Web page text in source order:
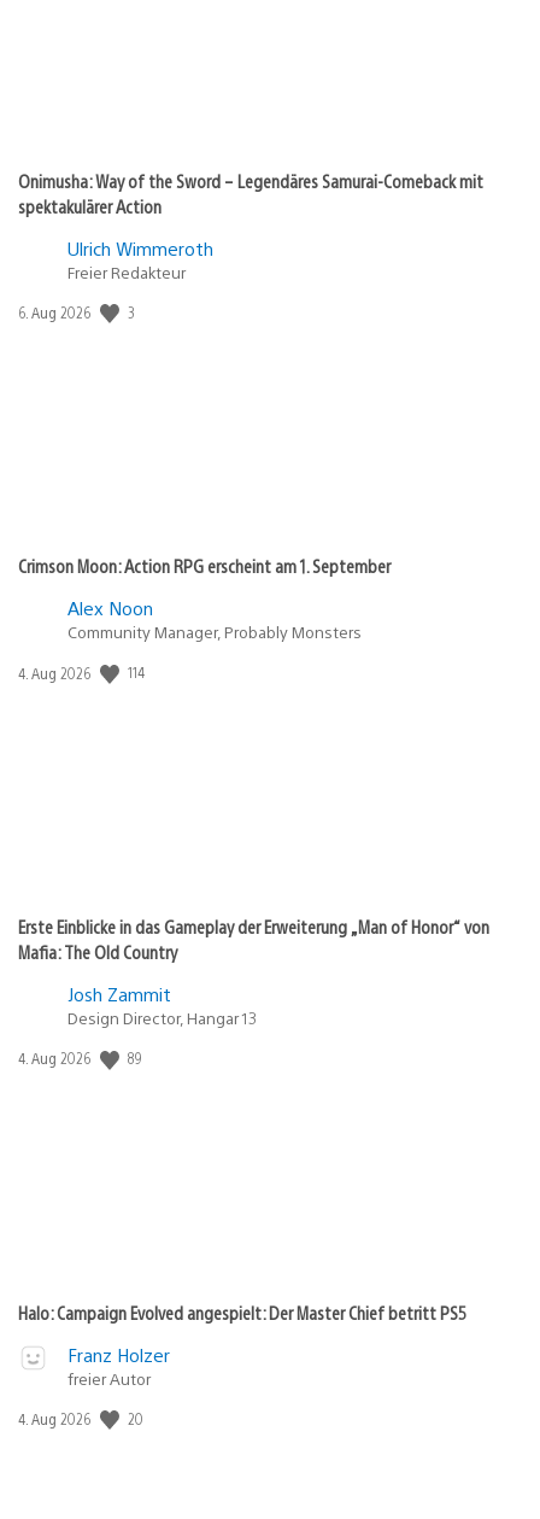
Onimusha: Way of the Sword – Legendäres Samurai-Comeback mit
spektakulärer Action
Ulrich Wimmeroth
Freier Redakteur
Veröffentlichungsdatum:
6. Aug 2026 3
Crimson Moon: Action RPG erscheint am 1. September
Alex Noon
Community Manager, Probably Monsters
Veröffentlichungsdatum:
4. Aug 2026 114
Erste Einblicke in das Gameplay der Erweiterung „Man of Honor“ von
Mafia: The Old Country
Josh Zammit
Design Director, Hangar 13
Veröffentlichungsdatum:
4. Aug 2026 89
Halo: Campaign Evolved angespielt: Der Master Chief betritt PS5
Franz Holzer
freier Autor
Veröffentlichungsdatum:
4. Aug 2026 20